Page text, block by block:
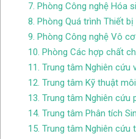
7. Phòng Công nghệ Hóa
8. Phòng Quá trình Thiết
9. Phòng Công nghệ Vô
10. Phòng Các hợp chất
11. Trung tâm Nghiên cứu
12. Trung tâm Kỹ thuật
13. Trung tâm Nghiên cứu
14. Trung tâm Phân tích
15. Trung tâm Nghiên cứu